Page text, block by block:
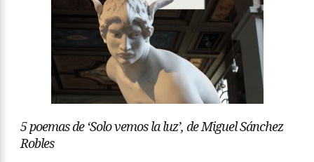
5 poemas de ‘Solo vemos la luz’, de Miguel Sánchez
Robles